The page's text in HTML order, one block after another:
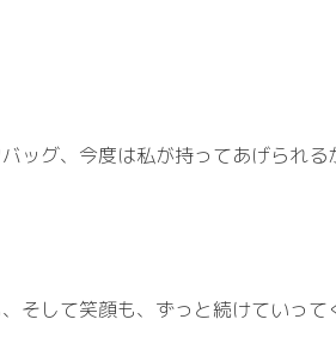
ッグ、今度は私が持ってあげられる
そして笑顔も、ずっと続けていって